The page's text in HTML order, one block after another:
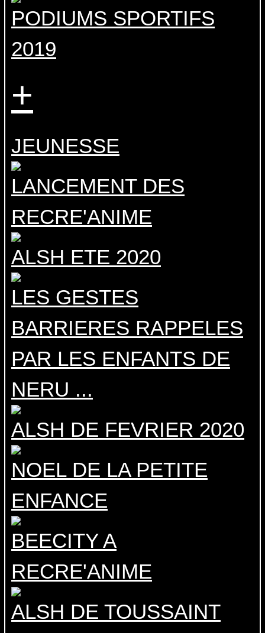
PODIUMS SPORTIFS
2019
+
JEUNESSE
LANCEMENT DES
RECRE'ANIME
ALSH ETE 2020
LES GESTES
BARRIERES RAPPELES
PAR LES ENFANTS DE
NERU ...
ALSH DE FEVRIER 2020
NOEL DE LA PETITE
ENFANCE
BEECITY A
RECRE'ANIME
ALSH DE TOUSSAINT